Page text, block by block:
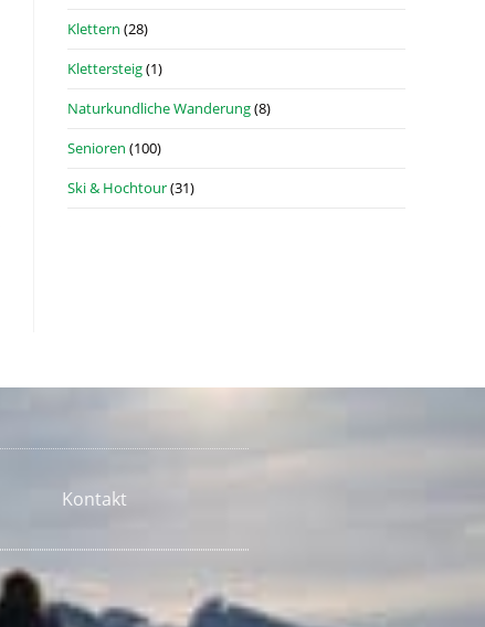
Klettern (28)
Klettersteig(1)
Naturkundliche Wanderung(8)
Senioren (100)
Ski & Hochtour(31)
Kontakt